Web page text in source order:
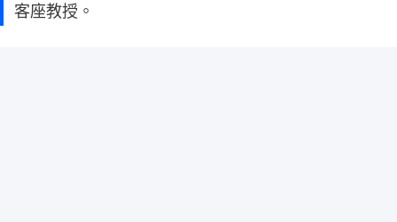
客座教授。